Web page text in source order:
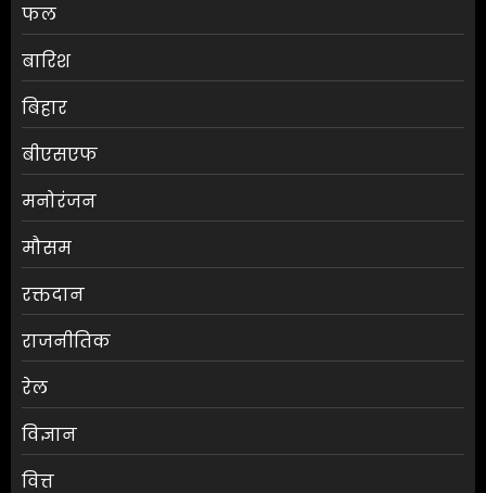
फल
बारिश
बिहार
बीएसएफ
मनोरंजन
मौसम
रक्तदान
राजनीतिक
रेल
विज्ञान
वित्त
अनुमान बढ़ाकर 6.7% किया
ग्राहकों की मांग पर यामाहा ने फिर